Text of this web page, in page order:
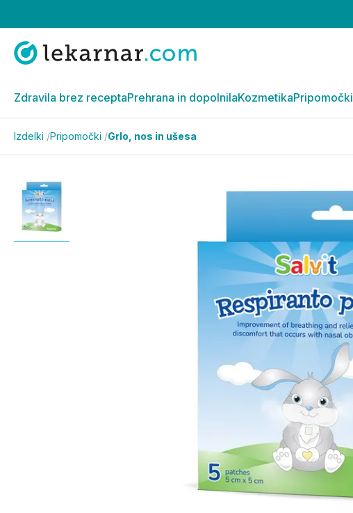
Zdravila brez receptaPrehrana in dopolnilaKozmetikaPripomočki
Izdelki /Pripomočki /Grlo, nos in ušesa